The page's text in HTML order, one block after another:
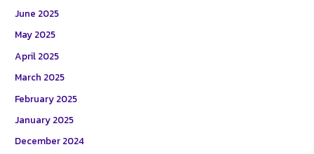
June 2025
May 2025
April 2025
March 2025
February 2025
January 2025
December 2024